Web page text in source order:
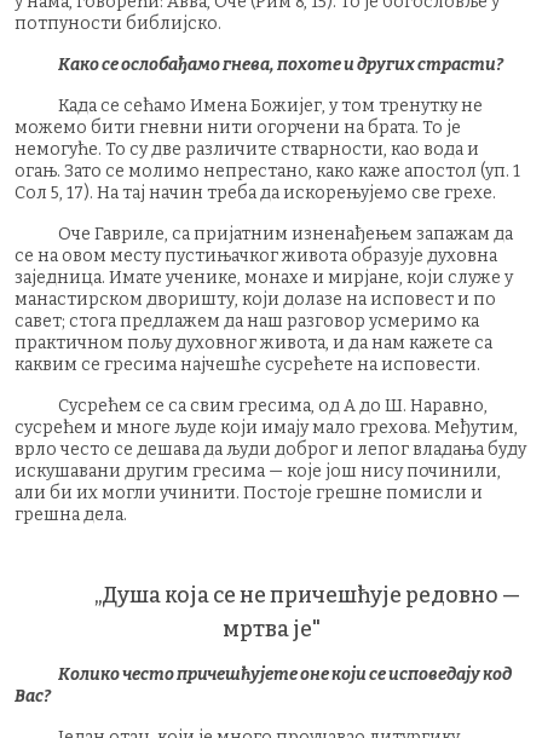
потпуности библијско.
Како се ослобађамо гнева, похоте и других страсти?
Када се сећамо Имена Божијег, у том тренутку не
можемо бити гневни нити огорчени на брата. То је
немогуће. То су две различите стварности, као вода и
огањ. Зато се молимо непрестано, како каже апостол (уп. 1
Сол 5, 17). На тај начин треба да искорењујемо све грехе.
Оче Гавриле, са пријатним изненађењем запажам да
се на овом месту пустињачког живота образује духовна
заједница. Имате ученике, монахе и мирјане, који служе у
манастирском дворишту, који долазе на исповест и по
савет; стога предлажем да наш разговор усмеримо ка
практичном пољу духовног живота, и да нам кажете са
каквим се гресима најчешће сусрећете на исповести.
Сусрећем се са свим гресима, од А до Ш. Наравно,
сусрећем и многе људе који имају мало грехова. Међутим,
врло често се дешава да људи доброг и лепог владања буду
искушавани другим гресима — које још нису починили,
али би их могли учинити. Постоје грешне помисли и
грешна дела.
„Душа која се не причешћује редовно —
мртва је"
Колико често причешћујете оне који се исповедају код
Вас?